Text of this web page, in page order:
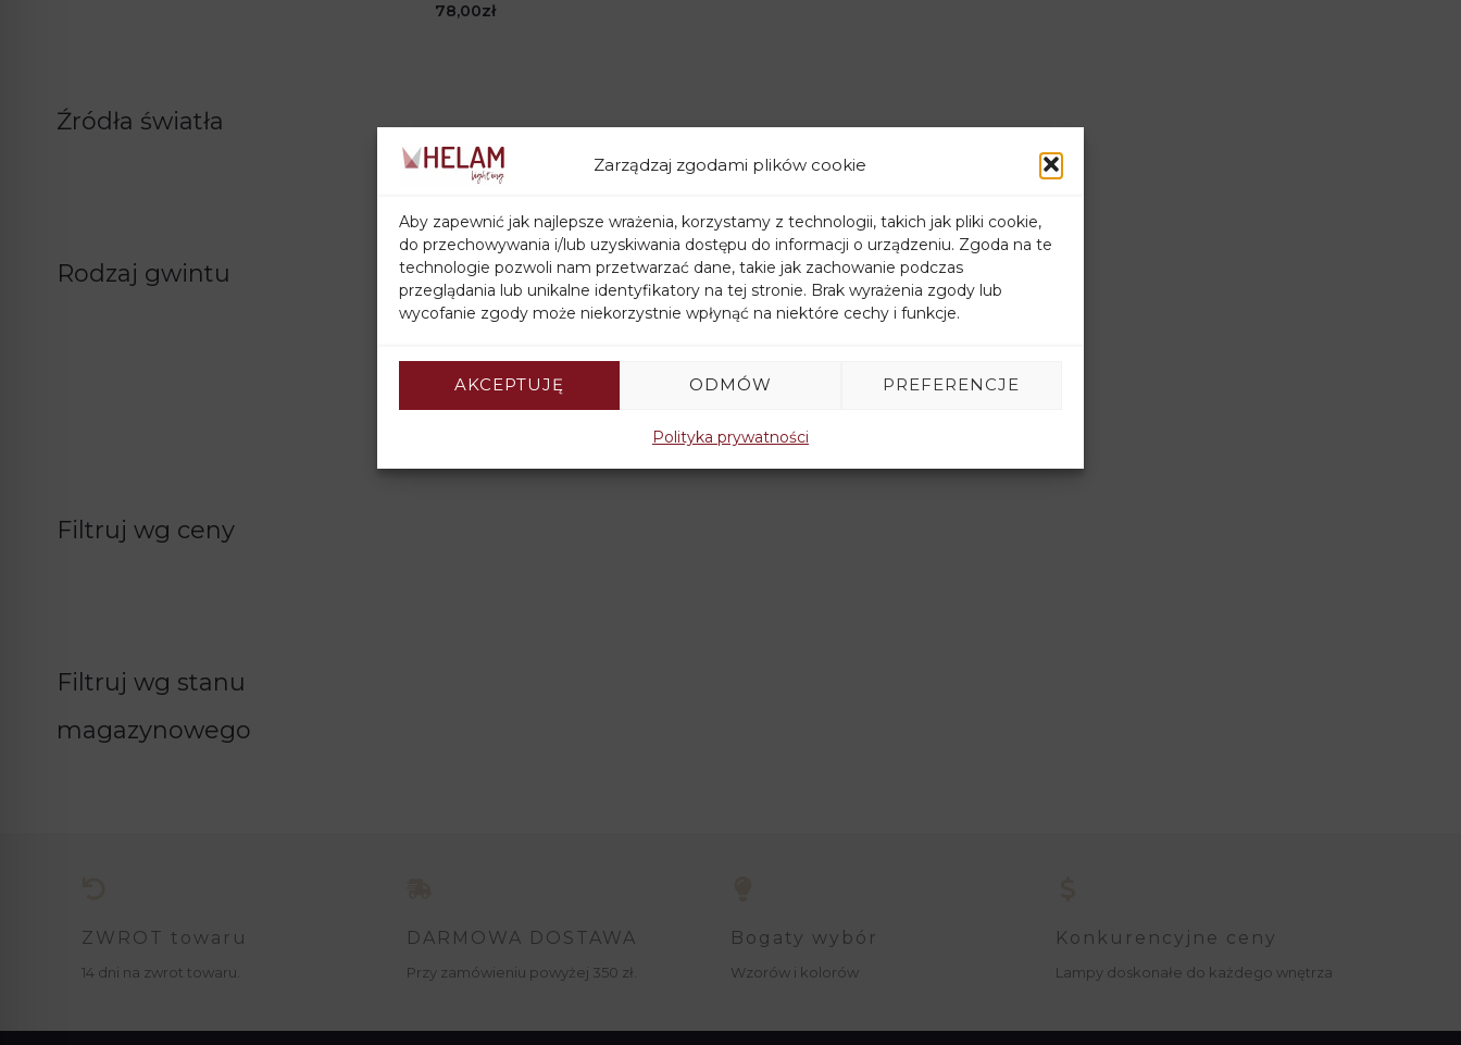
Zarządzaj zgodami plików cookie
Aby zapewnić jak najlepsze wrażenia, korzystamy z technologii, takich jak pliki cookie,
do przechowywania i/lub uzyskiwania dostępu do informacji o urządzeniu. Zgoda na te
technologie pozwoli nam przetwarzać dane, takie jak zachowanie podczas
przeglądania lub unikalne identyfikatory na tej stronie. Brak wyrażenia zgody lub
wycofanie zgody może niekorzystnie wpłynąć na niektóre cechy i funkcje.
AKCEPTUJĘ ODMÓW PREFERENCJE
Polityka prywatności
Źródła światła
Rodzaj gwintu
Filtruj wg ceny
Filtruj wg stanu
magazynowego
78,00zł
ZWROT towaru
14 dni na zwrot towaru.
DARMOWA DOSTAWA
Przy zamówieniu powyżej 350 zł.
Bogaty wybór
Wzorów i kolorów
Konkurencyjne ceny
Lampy doskonałe do każdego wnętrza